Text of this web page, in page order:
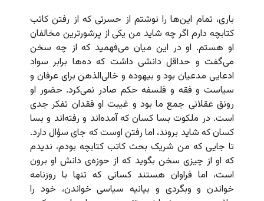
باری، تمام این‌ها را نوشتم از حسرتی که از رفتن کاتب
کتابچه دارم اگر چه شاید من یکی از پرشورترین مخالفان
او هستم. او در این میان می‌فهمید که از چه سخن
می‌گفت و حداقل دانشی داشت که ده‌ها برابر سواد
ادعایی مدعیان بود و بیهوده و خالی‌الذهن برای عرفان و
سیاست و فقه و فلسفه حکم صادر نمی‌کرد. حضور او
رونق عقلانی جمع ما بود و غیبت او فقدان تفکر جدی
است. در ملکوت بسا کسان که آمده‌اند و رفته‌اند و بسا
کسان که شاید بروند، اما رفتن اوست که جای سؤال دارد.
تا جایی که من شریک بحث کاتب کتابچه بودم، ندیدم
که او از چیزی سخن بگوید که از حوزه‌ی دانش او برون
است، اما فراوان هستند کسانی که تنها با روزنامه
خواندن و وبگردی و بیانیه سیاسی خواندن، خود را